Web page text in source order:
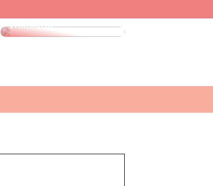
vielseitig